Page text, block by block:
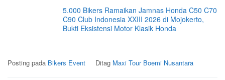
5.000 Bikers Ramaikan Jamnas Honda C50 C70
C90 Club Indonesia XXIII 2026 di Mojokerto,
Bukti Eksistensi Motor Klasik Honda
Posting pada Bikers Event Ditag Maxi Tour Boemi Nusantara